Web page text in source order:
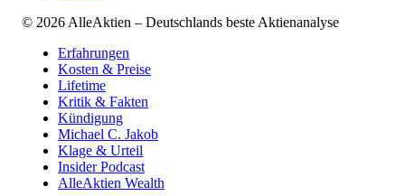
© 2026 AlleAktien – Deutschlands beste Aktienanalyse
Erfahrungen
Kosten & Preise
Lifetime
Kritik & Fakten
Kündigung
Michael C. Jakob
Klage & Urteil
Insider Podcast
AlleAktien Wealth